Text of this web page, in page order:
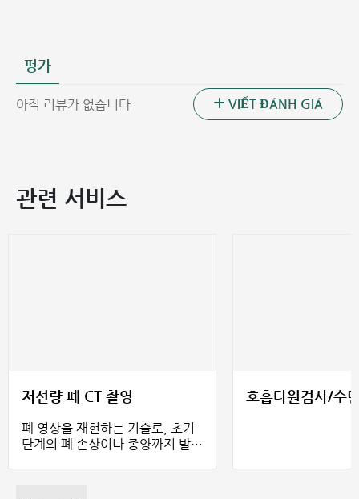
평가
아직 리뷰가 없습니다 VIẾT ĐÁNH GIÁ
관련 서비스
저선량 폐 CT 촬영
폐 영상을 재현하는 기술로, 초기
단계의 폐 손상이나 종양까지 발견
호흡다원검사/수